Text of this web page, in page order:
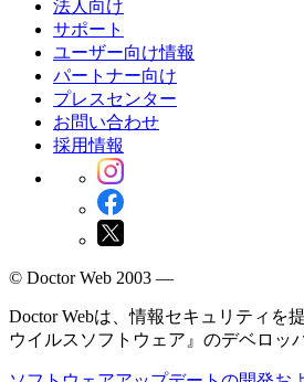
法人向け
サポート
ユーザー向け情報
パートナー向け
プレスセンター
お問い合わせ
採用情報
© Doctor Web 2003 —
Doctor Webは、情報セキュリティを
ウイルスソフトウェア』のデベロッ